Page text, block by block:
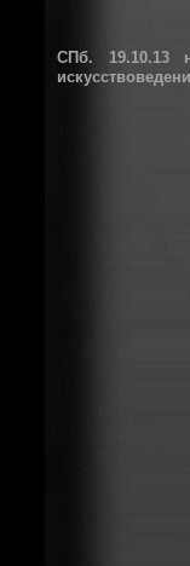
СПб. 19.10.13